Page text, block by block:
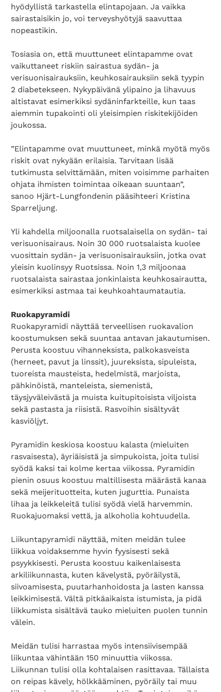
hyödyllistä tarkastella elintapojaan. Ja vaikka
sairastaisikin jo, voi terveyshyötyjä saavuttaa
nopeastikin.
Tosiasia on, että muuttuneet elintapamme ovat
vaikuttaneet riskiin sairastua sydän- ja
verisuonisairauksiin, keuhkosairauksiin sekä tyypin
2 diabetekseen. Nykypäivänä ylipaino ja lihavuus
altistavat esimerkiksi sydäninfarkteille, kun taas
aiemmin tupakointi oli yleisimpien riskitekijöiden
joukossa.
”Elintapamme ovat muuttuneet, minkä myötä myös
riskit ovat nykyään erilaisia. Tarvitaan lisää
tutkimusta selvittämään, miten voisimme parhaiten
ohjata ihmisten toimintaa oikeaan suuntaan”,
sanoo Hjärt-Lungfondenin pääsihteeri Kristina
Sparreljung.
Yli kahdella miljoonalla ruotsalaisella on sydän- tai
verisuonisairaus. Noin 30 000 ruotsalaista kuolee
vuosittain sydän- ja verisuonisairauksiin, jotka ovat
yleisin kuolinsyy Ruotsissa. Noin 1,3 miljoonaa
ruotsalaista sairastaa jonkinlaista keuhkosairautta,
esimerkiksi astmaa tai keuhkoahtaumatautia.
Ruokapyramidi
Ruokapyramidi näyttää terveellisen ruokavalion
koostumuksen sekä suuntaa antavan jakautumisen.
Perusta koostuu vihanneksista, palkokasveista
(herneet, pavut ja linssit), juureksista, sipuleista,
tuoreista mausteista, hedelmistä, marjoista,
pähkinöistä, manteleista, siemenistä,
täysjyväleivästä ja muista kuitupitoisista viljoista
sekä pastasta ja riisistä. Rasvoihin sisältyvät
kasviöljyt.
Pyramidin keskiosa koostuu kalasta (mieluiten
rasvaisesta), äyriäisistä ja simpukoista, joita tulisi
syödä kaksi tai kolme kertaa viikossa. Pyramidin
pienin osuus koostuu maltillisesta määrästä kanaa
sekä meijerituotteita, kuten jugurttia. Punaista
lihaa ja leikkeleitä tulisi syödä vielä harvemmin.
Ruokajuomaksi vettä, ja alkoholia kohtuudella.
Liikuntapyramidi näyttää, miten meidän tulee
liikkua voidaksemme hyvin fyysisesti sekä
psyykkisesti. Perusta koostuu kaikenlaisesta
arkiliikunnasta, kuten kävelystä, pyöräilystä,
siivoamisesta, puutarhanhoidosta ja lasten kanssa
leikkimisestä. Vältä pitkäaikaista istumista, ja pidä
liikkumista sisältävä tauko mieluiten puolen tunnin
välein.
Meidän tulisi harrastaa myös intensiivisempää
liikuntaa vähintään 150 minuuttia viikossa.
Liikunnan tulisi olla kohtalaisen rasittavaa. Tällaista
on reipas kävely, hölkkääminen, pyöräily tai muu